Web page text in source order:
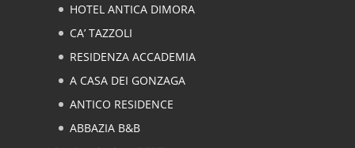
HOTEL ANTICA DIMORA
CA’ TAZZOLI
RESIDENZA ACCADEMIA
A CASA DEI GONZAGA
ANTICO RESIDENCE
ABBAZIA B&B